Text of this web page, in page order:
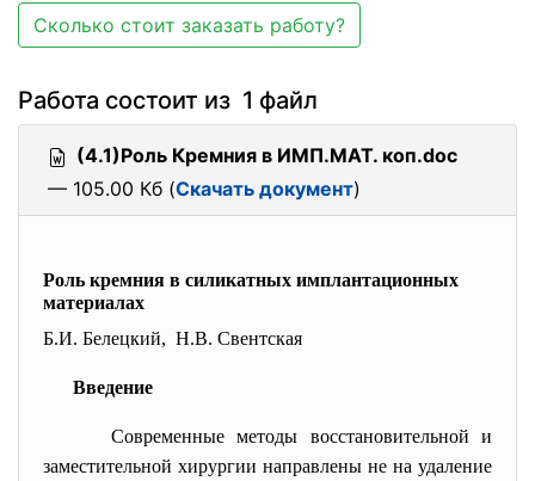
Сколько стоит заказать работу?
Работа состоит из 1 файл
(4.1)Роль Кремния в ИМП.МАТ. коп.doc
— 105.00 Кб (Скачать документ)
Роль кремния в силикатных имплантационных
материалах
Б.И. Белецкий, Н.В. Свентская
Введение
Современные методы восстановительной и
заместительной хирургии направлены не на удаление